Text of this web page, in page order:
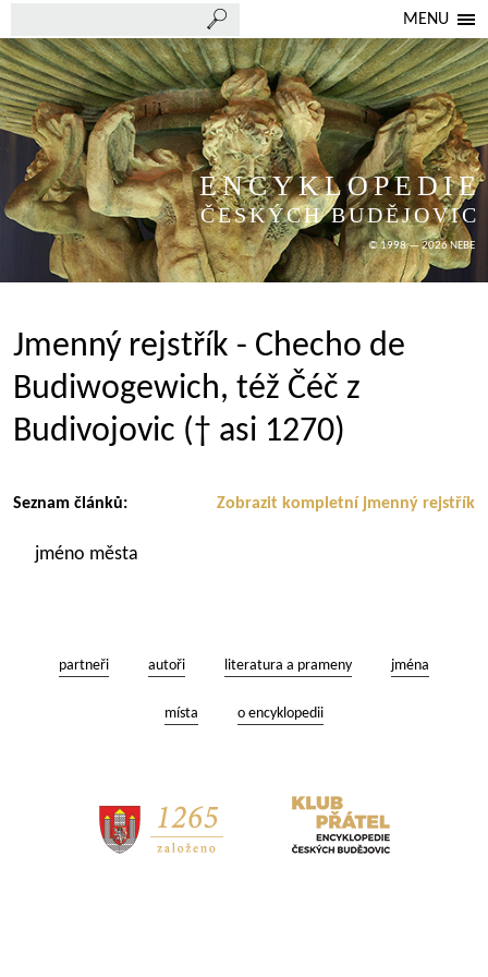
MENU
ENCYKLOPEDIE
ČESKÝCH BUDĚJOVIC
© 1998 — 2026 NEBE
Jmenný rejstřík - Checho de
Budiwogewich, též Čéč z
Budivojovic († asi 1270)
Zobrazit kompletní jmenný rejstřík
Seznam článků:
jméno města
partneři autoři literatura a prameny jména
místa o encyklopedii